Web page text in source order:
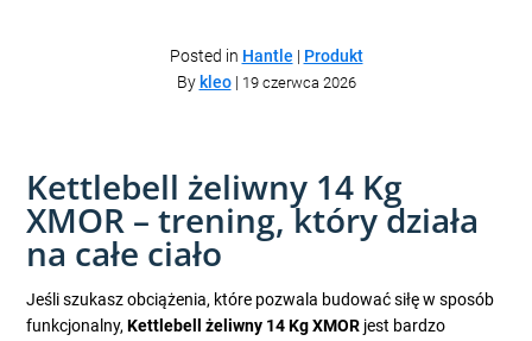
Posted in Hantle | Produkt
By kleo| 19 czerwca 2026
Kettlebell żeliwny 14 Kg
XMOR – trening, który działa
na całe ciało
Jeśli szukasz obciążenia, które pozwala budować siłę w sposób
funkcjonalny,Kettlebell żeliwny 14 Kg XMOR jest bardzo